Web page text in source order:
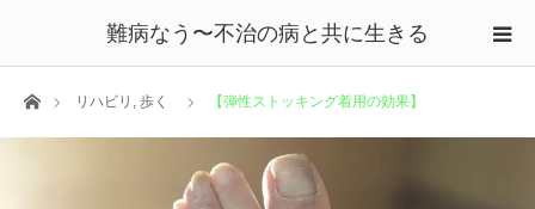
難病なう〜不治の病と共に生きる
ホームリハビリ , 歩く 【弾性ストッキング着用の効果】